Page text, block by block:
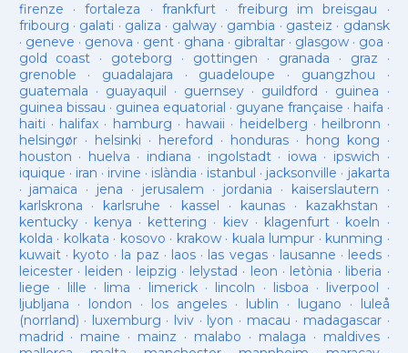
firenze ·fortaleza · frankfurt· freiburg im breisgau ·
fribourg · galati · galiza · galway· gambia · gasteiz · gdansk
· geneve · genova · gent· ghana · gibraltar· glasgow· goa ·
gold coast · goteborg · gottingen · granada · graz ·
grenoble · guadalajara · guadeloupe · guangzhou ·
guatemala · guayaquil · guernsey· guildford · guinea ·
guinea bissau · guinea equatorial · guyane française · haifa ·
haiti · halifax · hamburg · hawaii · heidelberg · heilbronn ·
helsingør· helsinki · hereford · honduras· hong kong ·
houston · huelva · indiana · ingolstadt· iowa · ipswich ·
iquique · iran · irvine · islàndia · istanbul · jacksonville · jakarta
· jamaica · jena · jerusalem · jordania · kaiserslautern ·
karlskrona · karlsruhe · kassel · kaunas· kazakhstan ·
kentucky· kenya · kettering · kiev· klagenfurt · koeln ·
kolda · kolkata · kosovo · krakow· kuala lumpur · kunming ·
kuwait· kyoto · la paz · laos· las vegas· lausanne · leeds ·
leicester· leiden · leipzig · lelystad · leon · letònia · liberia ·
liege · lille · lima · limerick· lincoln · lisboa · liverpool ·
ljubljana · london · los angeles· lublin · lugano · luleå
(norrland) · luxemburg · lviv · lyon · macau · madagascar·
madrid · maine · mainz · malabo · malaga · maldives·